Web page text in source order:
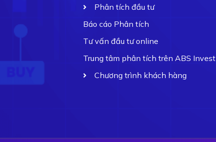
Phân tích đầu tư
Báo cáo Phân tích
Tư vấn đầu tư online
Trung tâm phân tích trên ABS Invest
Chương trình khách hàng